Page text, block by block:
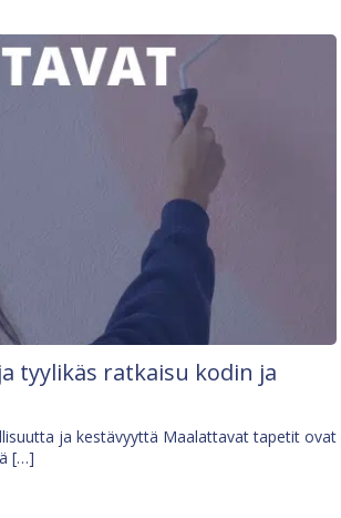
tyylikäs ratkaisu kodin ja
ja kestävyyttä Maalattavat tapetit ovat
[…]